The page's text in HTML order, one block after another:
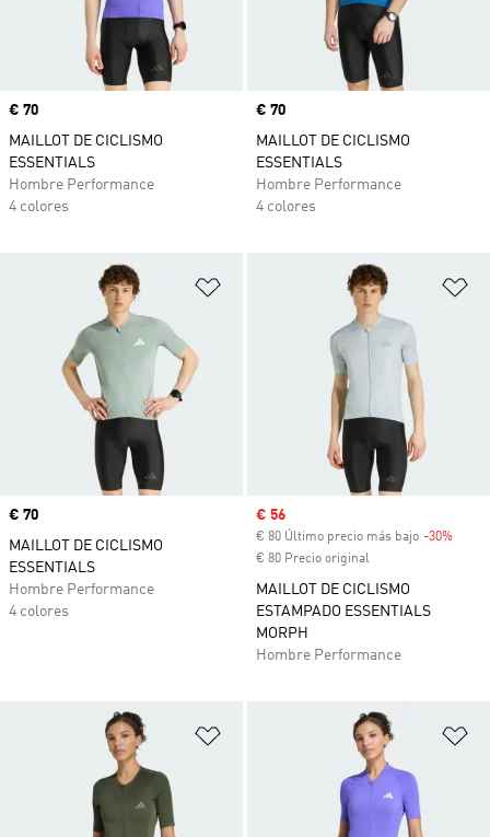
Precio
€ 70
MAILLOT DE CICLISMO
ESSENTIALS
Hombre Performance
4 colores
Precio
€ 70
MAILLOT DE CICLISMO
ESSENTIALS
Hombre Performance
4 colores
Añadir a la lista de deseos
Precio
€ 70
MAILLOT DE CICLISMO
ESSENTIALS
Hombre Performance
4 colores
Precio de venta
€ 56
€ 80 Último precio más bajo -30%
€ 80 Precio original
MAILLOT DE CICLISMO
ESTAMPADO ESSENTIALS
MORPH
Hombre Performance
Añadir a la lista de deseos